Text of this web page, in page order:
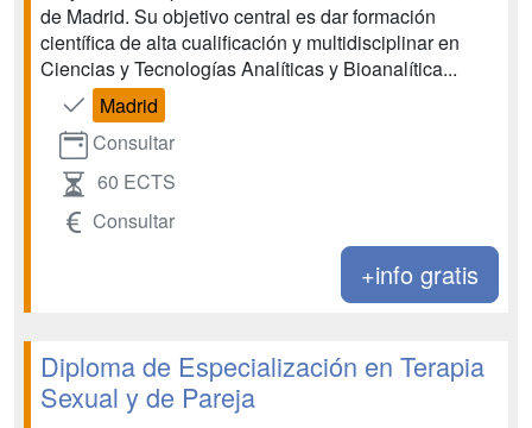
de Madrid. Su objetivo central es dar formación
científica de alta cualificación y multidisciplinar en
Ciencias y Tecnologías Analíticas y Bioanalítica...
Madrid
Consultar
60 ECTS
Consultar
+info gratis
Diploma de Especialización en Terapia
Sexual y de Pareja